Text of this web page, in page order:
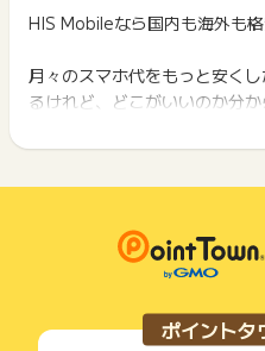
ざいます。
2回以上同じお買い物・サービ
を押してからご利用ください。
下記の事項に該当する場合、
い物を複数回ご利用された場合
て一度でも同サービス・お買
ご利用前には、Cookieの削除
サービス・お買い物利用時に
法がある場合、必ずサイト上
ント履歴には記載されません。
につきましては、ポイントタ
まれません。
広告主が運営しているサービ
商品の交換や一部でもキャン
になる可能性もございます。
条件を達成しているかどうか
っているため、広告主はポイ
そのため、ポイントタウンの
広告主様に直接行わないよう
HIS Mobileなら国内も海外も格
月々のスマホ代をもっと安く
るけれど、どこがいいのか分
社に負けないおトクな価格と
いプランをご用意！
電話もデータもずーっとおト
は、月額590円(1GB)からのプ
リは必要なく、普段ご利用の
能です。データ量が足らなく
追加が可能で、最大100GBま
ポイントタ